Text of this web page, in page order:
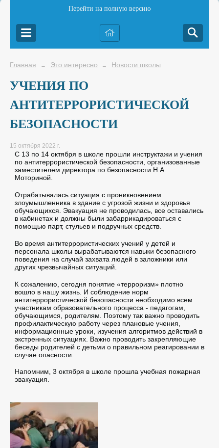
Перейти на полную версию
Главная → Это интересно → Новости школы
УЧЕНИЯ ПО
АНТИТЕРРОРИСТИЧЕСКОЙ
БЕЗОПАСНОСТИ
15 октября 2022 г.
С 13 по 14 октября в школе прошли инструктажи и учения
по антитеррористической безопасности, организованные
заместителем директора по безопасности Н.А.
Моториной.
Отрабатывалась ситуация с проникновением
злоумышленника в здание с угрозой жизни и здоровья
обучающихся. Эвакуация не проводилась, все оставались
в кабинетах и должны были забаррикадироваться с
помощью парт, стульев и подручных средств.
Во время антитеррористических учений у детей и
персонала школы вырабатываются навыки безопасного
поведения на случай захвата людей в заложники или
других чрезвычайных ситуаций.
К сожалению, сегодня понятие «терроризм» плотно
вошло в нашу жизнь. И соблюдение норм
антитеррористической безопасности необходимо всем
участникам образовательного процесса - педагогам,
обучающимся, родителям. Поэтому так важно проводить
профилактическую работу через плановые учения,
информационные уроки, изучения алгоритмов действий в
экстренных ситуациях. Важно проводить закрепляющие
беседы родителей с детьми о правильном реагировании в
случае опасности.
Напомним, 3 октября в школе прошла учебная пожарная
эвакуация.